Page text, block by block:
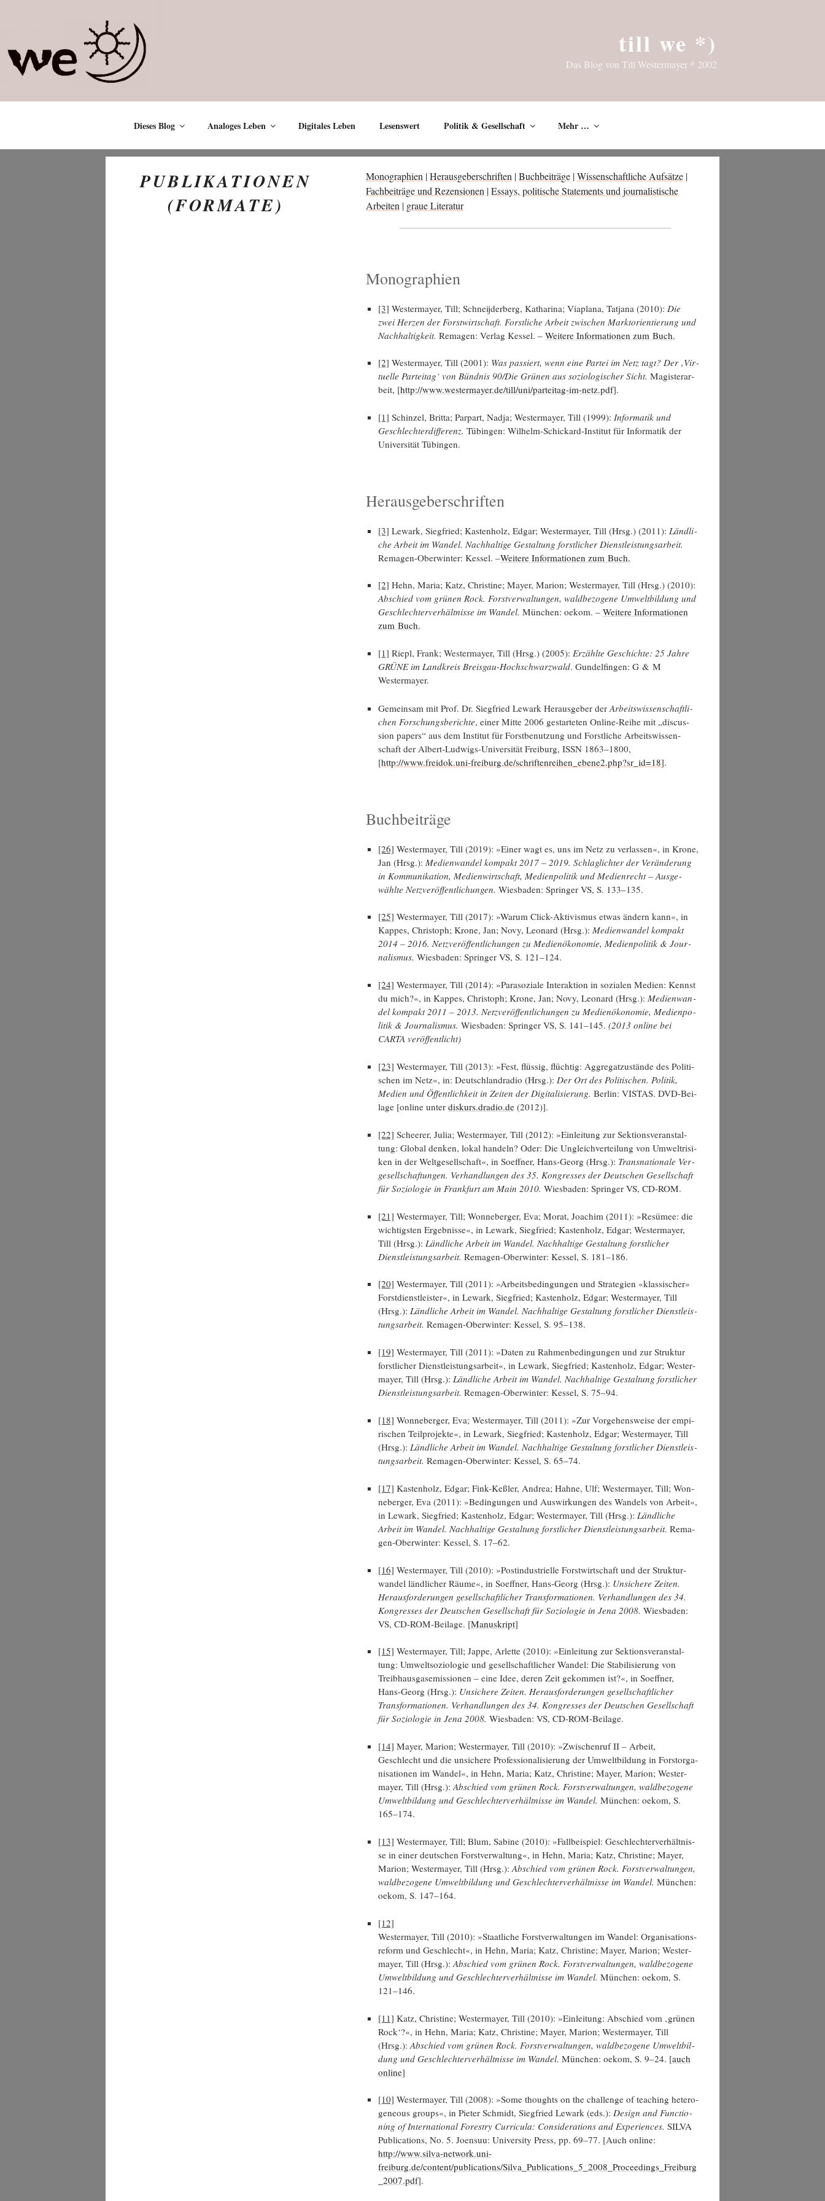
till we *)
Das Blog von Till Westermayer * 2002
Dieses Blog Analoges Leben Digitales Leben Lesenswert Politik & Gesellschaft Mehr …
PUBLIKATIONEN
(FORMATE)
Mono­gra­phien |Her­aus­ge­ber­schrif­ten |Buch­bei­trä­ge|Wis­sen­schaft­li­che Auf­sät­ze|
Fach­bei­trä­ge und Rezen­sio­nen |Essays, poli­ti­sche State­ments und jour­na­lis­ti­sche
Arbei­ten | graue Lite­ra­tur
Monographien
[3] Wes­ter­may­er, Till; Schneij­der­berg, Katha­ri­na; Via­pla­na, Tat­ja­na (2010): Die
zwei Her­zen der Forst­wirt­schaft. Forst­li­che Arbeit zwi­schen Markt­ori­en­tie­rung und
Nach­hal­tig­keit. Rema­gen: Ver­lag Kes­sel. – Wei­te­re Infor­ma­tio­nen zum Buch.
[2] Wes­ter­may­er, Till (2001): Was pas­siert, wenn eine Par­tei im Netz tagt? Der ‚Vir­
tu­el­le Par­tei­tag‘ von Bünd­nis 90/Die Grü­nen aus sozio­lo­gi­scher Sicht. Magis­ter­ar­
beit, [http://www.westermayer.de/till/uni/parteitag-im-netz.pdf].
[1] Schin­zel, Brit­ta; Par­part, Nad­ja; Wes­ter­may­er, Till (1999): Infor­ma­tik und
Geschlech­ter­dif­fe­renz. Tübin­gen: Wil­helm-Schi­ckard-Insti­tut für Infor­ma­tik der
Uni­ver­si­tät Tübingen.
Herausgeberschriften
[3] Lewark, Sieg­fried; Kas­ten­holz, Edgar; Wes­ter­may­er, Till (Hrsg.) (2011): Länd­li­
che Arbeit im Wan­del. Nach­hal­ti­ge Gestal­tung forst­li­cher Dienst­leis­tungs­ar­beit.
Rema­gen-Ober­win­ter: Kes­sel. –Wei­te­re Infor­ma­tio­nen zum Buch.
[2] Hehn, Maria; Katz, Chris­ti­ne; May­er, Mari­on; Wes­ter­may­er, Till (Hrsg.) (2010):
Abschied vom grü­nen Rock. Forst­ver­wal­tun­gen, wald­be­zo­ge­ne Umwelt­bil­dung und
Geschlech­ter­ver­hält­nis­se im Wan­del. Mün­chen: oekom. – Wei­te­re Infor­ma­tio­nen
zum Buch.
[1] Riepl, Frank; Wes­ter­may­er, Till (Hrsg.) (2005): Erzähl­te Geschich­te: 25 Jah­re
GRÜNE im Land­kreis Breis­gau-Hoch­schwarz­wald. Gun­del­fin­gen: G & M
Westermayer.
Gemein­sam mit Prof. Dr. Sieg­fried Lewark Her­aus­ge­ber derArbeits­wis­sen­schaft­li­
chen For­schungs­be­rich­te, einer Mit­te 2006 gestar­te­ten Online-Rei­he mit „dis­cus­
sion papers“ aus dem Insti­tut für Forst­be­nut­zung und Forst­li­che Arbeits­wis­sen­
schaft der Albert-Lud­wigs-Uni­ver­si­tät Frei­burg, ISSN 1863–1800,
[http://www.freidok.uni-freiburg.de/schriftenreihen_ebene2.php?sr_id=18].
Buchbeiträge
[26] Wes­ter­may­er, Till (2019): »Einer wagt es, uns im Netz zu ver­las­sen«, in Kro­ne,
Jan (Hrsg.): Medi­en­wan­del kom­pakt 2017 – 2019. Schlag­lich­ter der Ver­än­de­rung
in Kom­mu­ni­ka­ti­on, Medi­en­wirt­schaft, Medi­en­po­li­tik und Medi­en­recht – Aus­ge­
wähl­te Netz­ver­öf­fent­li­chun­gen. Wies­ba­den: Sprin­ger VS, S. 133–135.
[25] Wes­ter­may­er, Till (2017): »War­um Click-Akti­vis­mus etwas ändern kann«, in
Kap­pes, Chris­toph; Kro­ne, Jan; Novy, Leo­nard (Hrsg.): Medi­en­wan­del kom­pakt
2014 – 2016. Netz­ver­öf­fent­li­chun­gen zu Medi­en­öko­no­mie, Medi­en­po­li­tik & Jour­
na­lis­mus. Wies­ba­den: Sprin­ger VS, S. 121–124.
[24] Wes­ter­may­er, Till (2014): »Para­so­zia­le Inter­ak­ti­on in sozia­len Medi­en: Kennst
du mich?«, in Kap­pes, Chris­toph; Kro­ne, Jan; Novy, Leo­nard (Hrsg.): Medi­en­wan­
del kom­pakt 2011 – 2013. Netz­ver­öf­fent­li­chun­gen zu Medi­en­öko­no­mie, Medi­en­po­
li­tik & Jour­na­lis­mus. Wies­ba­den: Sprin­ger VS, S. 141–145. (2013 online bei
CARTA veröffentlicht)
[23] Wes­ter­may­er, Till (2013): »Fest, flüs­sig, flüch­tig: Aggre­gat­zu­stän­de des Poli­ti­
schen im Netz«, in: Deutsch­land­ra­dio (Hrsg.): Der Ort des Poli­ti­schen. Poli­tik,
Medi­en und Öffent­lich­keit in Zei­ten der Digi­ta­li­sie­rung. Ber­lin: VISTAS. DVD-Bei­
la­ge [online unter diskurs.dradio.de(2012)].
[22] Schee­rer, Julia; Wes­ter­may­er, Till (2012): »Ein­lei­tung zur Sek­ti­ons­ver­an­stal­
tung: Glo­bal den­ken, lokal han­deln? Oder: Die Ungleich­ver­tei­lung von Umwelt­ri­si­
ken in der Welt­ge­sell­schaft«, in Soeff­ner, Hans-Georg (Hrsg.): Trans­na­tio­na­le Ver­
ge­sell­schaf­tun­gen. Ver­hand­lun­gen des 35. Kon­gres­ses der Deut­schen Gesell­schaft
für Sozio­lo­gie in Frank­furt am Main 2010. Wies­ba­den: Sprin­ger VS, CD-ROM.
[21] Wes­ter­may­er, Till; Won­ne­ber­ger, Eva; Morat, Joa­chim (2011): »Resü­mee: die
wich­tigs­ten Ergeb­nis­se«, in Lewark, Sieg­fried; Kas­ten­holz, Edgar; Wes­ter­may­er,
Till (Hrsg.): Länd­li­che Arbeit im Wan­del. Nach­hal­ti­ge Gestal­tung forst­li­cher
Dienst­leis­tungs­ar­beit. Rema­gen-Ober­win­ter: Kes­sel, S. 181–186.
[20] Wes­ter­may­er, Till (2011): »Arbeits­be­din­gun­gen und Stra­te­gien «klas­si­scher»
Forst­dienst­leis­ter«, in Lewark, Sieg­fried; Kas­ten­holz, Edgar; Wes­ter­may­er, Till
(Hrsg.): Länd­li­che Arbeit im Wan­del. Nach­hal­ti­ge Gestal­tung forst­li­cher Dienst­leis­
tungs­ar­beit. Rema­gen-Ober­win­ter: Kes­sel, S. 95–138.
[19] Wes­ter­may­er, Till (2011): »Daten zu Rah­men­be­din­gun­gen und zur Struk­tur
forst­li­cher Dienst­leis­tungs­ar­beit«, in Lewark, Sieg­fried; Kas­ten­holz, Edgar; Wes­ter­
may­er, Till (Hrsg.): Länd­li­che Arbeit im Wan­del. Nach­hal­ti­ge Gestal­tung forst­li­cher
Dienst­leis­tungs­ar­beit. Rema­gen-Ober­win­ter: Kes­sel, S. 75–94.
[18] Won­ne­ber­ger, Eva; Wes­ter­may­er, Till (2011): »Zur Vor­ge­hens­wei­se der empi­
ri­schen Teil­pro­jek­te«, in Lewark, Sieg­fried; Kas­ten­holz, Edgar; Wes­ter­may­er, Till
(Hrsg.): Länd­li­che Arbeit im Wan­del. Nach­hal­ti­ge Gestal­tung forst­li­cher Dienst­leis­
tungs­ar­beit. Rema­gen-Ober­win­ter: Kes­sel, S. 65–74.
[17] Kas­ten­holz, Edgar; Fink-Keß­ler, Andrea; Hah­ne, Ulf; Wes­ter­may­er, Till; Won­
ne­ber­ger, Eva (2011): »Bedin­gun­gen und Aus­wir­kun­gen des Wan­dels von Arbeit«,
in Lewark, Sieg­fried; Kas­ten­holz, Edgar; Wes­ter­may­er, Till (Hrsg.): Länd­li­che
Arbeit im Wan­del. Nach­hal­ti­ge Gestal­tung forst­li­cher Dienst­leis­tungs­ar­beit. Rema­
gen-Ober­win­ter: Kes­sel, S. 17–62.
[16] Wes­ter­may­er, Till (2010): »Post­in­dus­tri­el­le Forst­wirt­schaft und der Struk­tur­
wan­del länd­li­cher Räu­me«, in Soeff­ner, Hans-Georg (Hrsg.): Unsi­che­re Zei­ten.
Her­aus­for­de­run­gen gesell­schaft­li­cher Trans­for­ma­tio­nen. Ver­hand­lun­gen des 34.
Kon­gres­ses der Deut­schen Gesell­schaft für Sozio­lo­gie in Jena 2008. Wies­ba­den:
VS, CD-ROM-Bei­la­ge. [Manu­skript]
[15] Wes­ter­may­er, Till; Jap­pe, Arlet­te (2010): »Ein­lei­tung zur Sek­ti­ons­ver­an­stal­
tung: Umwelt­so­zio­lo­gie und gesell­schaft­li­cher Wan­del: Die Sta­bi­li­sie­rung von
Treib­haus­gas­emis­sio­nen – eine Idee, deren Zeit gekom­men ist?«, in Soeff­ner,
Hans-Georg (Hrsg.): Unsi­che­re Zei­ten. Her­aus­for­de­run­gen gesell­schaft­li­cher
Trans­for­ma­tio­nen. Ver­hand­lun­gen des 34. Kon­gres­ses der Deut­schen Gesell­schaft
für Sozio­lo­gie in Jena 2008. Wies­ba­den: VS, CD-ROM-Beilage.
[14] May­er, Mari­on; Wes­ter­may­er, Till (2010): »Zwi­schen­ruf II – Arbeit,
Geschlecht und die unsi­che­re Pro­fes­sio­na­li­sie­rung der Umwelt­bil­dung in Forst­or­ga­
ni­sa­tio­nen im Wan­del«, in Hehn, Maria; Katz, Chris­ti­ne; May­er, Mari­on; Wes­ter­
may­er, Till (Hrsg.):Abschied vom grü­nen Rock. Forst­ver­wal­tun­gen, wald­be­zo­ge­ne
Umwelt­bil­dung und Geschlech­ter­ver­hält­nis­se im Wan­del. Mün­chen: oekom, S.
165–174.
[13] Wes­ter­may­er, Till; Blum, Sabi­ne (2010): »Fall­bei­spiel: Geschlech­ter­ver­hält­nis­
se in einer deut­schen Forst­ver­wal­tung«, in Hehn, Maria; Katz, Chris­ti­ne; May­er,
Mari­on; Wes­ter­may­er, Till (Hrsg.):Abschied vom grü­nen Rock. Forst­ver­wal­tun­gen,
wald­be­zo­ge­ne Umwelt­bil­dung und Geschlech­ter­ver­hält­nis­se im Wan­del. Mün­chen:
oekom, S. 147–164.
[12]
Wes­ter­may­er, Till (2010): »Staat­li­che Forst­ver­wal­tun­gen im Wan­del: Orga­ni­sa­ti­ons­
re­form und Geschlecht«, in Hehn, Maria; Katz, Chris­ti­ne; May­er, Mari­on; Wes­ter­
may­er, Till (Hrsg.): Abschied vom grü­nen Rock. Forst­ver­wal­tun­gen, wald­be­zo­ge­ne
Umwelt­bil­dung und Geschlech­ter­ver­hält­nis­se im Wan­del. Mün­chen: oekom, S.
121–146.
[11] Katz, Chris­ti­ne; Wes­ter­may­er, Till (2010): »Ein­lei­tung: Abschied vom ‚grü­nen
Rock‘?«, in Hehn, Maria; Katz, Chris­ti­ne; May­er, Mari­on; Wes­ter­may­er, Till
(Hrsg.): Abschied vom grü­nen Rock. Forst­ver­wal­tun­gen, wald­be­zo­ge­ne Umwelt­bil­
dung und Geschlech­ter­ver­hält­nis­se im Wan­del. Mün­chen: oekom, S. 9–24. [auch
online]
[10] Wes­ter­may­er, Till (2008): »Some thoughts on the chall­enge of tea­ching hete­ro­
ge­neous groups«, in Pie­ter Schmidt, Sieg­fried Lewark (eds.): Design and Func­tio­
ning of Inter­na­tio­nal Forestry Cur­ri­cu­la: Con­side­ra­ti­ons and Expe­ri­en­ces. SILVA
Publi­ca­ti­ons, No. 5. Joen­suu: Uni­ver­si­ty Press, pp. 69–77. [Auch online:
http://www.silva-network.uni-
freiburg.de/content/publications/Silva_Publications_5_2008_Proceedings_Freiburg
_2007.pdf].